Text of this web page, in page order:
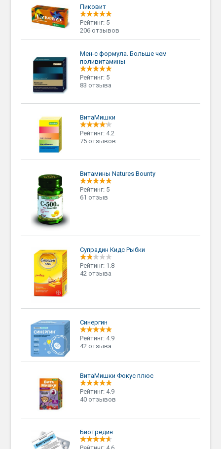
Пиковит
Рейтинг: 5
206 отзывов
Мен-с формула. Больше чем
поливитамины
Рейтинг: 5
83 отзыва
ВитаМишки
Рейтинг: 4.2
75 отзывов
Витамины Natures Bounty
Рейтинг: 5
61 отзыв
Супрадин Кидс Рыбки
Рейтинг: 1.8
42 отзыва
Синергин
Рейтинг: 4.9
42 отзыва
ВитаМишки Фокус плюс
Рейтинг: 4.9
40 отзывов
Биотредин